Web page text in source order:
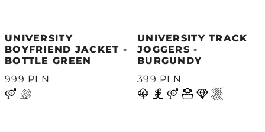
UNIVERSITY
BOYFRIEND JACKET -
BOTTLE GREEN
999 PLN
UNIVERSITY TRACK
JOGGERS -
BURGUNDY
399 PLN